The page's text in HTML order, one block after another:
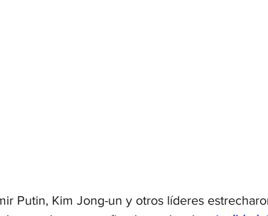
Putin, Kim Jong-un y otros líderes